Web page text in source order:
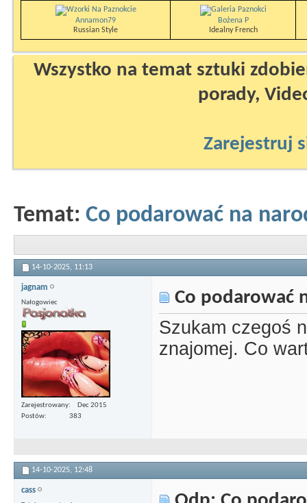
Annamon79
Russian Style
Bożena P
Idealny French
Wszystko na temat sztuki
porady,
Zarejestruj
Temat: Co podarować na
14-10-2025, 11:13
jagnam
Nałogowiec
Zarejestrowany
Dec 2015
Postów
383
Co podarować
Szukam czegoś
znajomej. Co
14-10-2025, 12:48
cass